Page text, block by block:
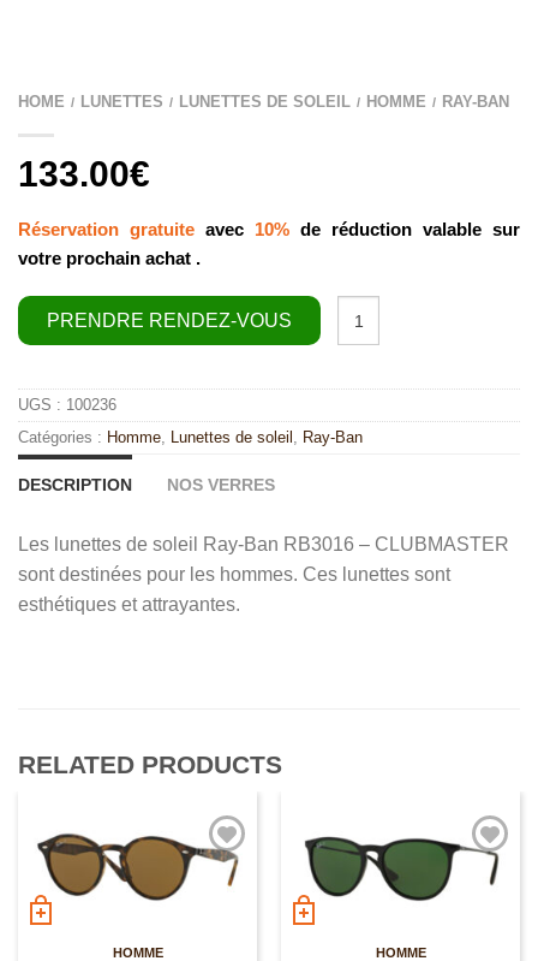
HOME / LUNETTES / LUNETTES DE SOLEIL / HOMME / RAY-BAN
133.00€
Réservation gratuite avec 10% de réduction valable sur
votre prochain achat .
PRENDRE RENDEZ-VOUS
quantité
-
UGS : 100236
Catégories : Homme Lunettes de soleil Ray-Ban
DESCRIPTION NOS VERRES
Les lunettes de soleil Ray-Ban RB3016 – CLUBMASTER
sont destinées pour les hommes. Ces lunettes sont
esthétiques et attrayantes.
RELATED PRODUCTS
HOMME HOMME